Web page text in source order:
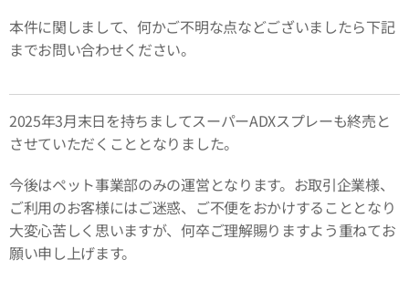
本件に関しまして、何かご不明な点などございましたら下記
までお問い合わせください。
2025年3月末日を持ちましてスーパーADXスプレーも終売と
させていただくこととなりました。
今後はペット事業部のみの運営となります。お取引企業様、
ご利用のお客様にはご迷惑、ご不便をおかけすることとなり
大変心苦しく思いますが、何卒ご理解賜りますよう重ねてお
願い申し上げます。